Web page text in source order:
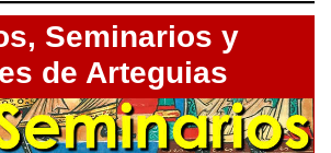
Seminarios y
de Arteguias